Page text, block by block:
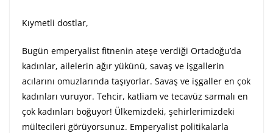
Kıymetli dostlar,
Bugün emperyalist fitnenin ateşe verdiği Ortadoğu’da
kadınlar, ailelerin ağır yükünü, savaş ve işgallerin
acılarını omuzlarında taşıyorlar. Savaş ve işgaller en çok
kadınları vuruyor. Tehcir, katliam ve tecavüz sarmalı en
çok kadınları boğuyor! Ülkemizdeki, şehirlerimizdeki
mültecileri görüyorsunuz. Emperyalist politikalarla